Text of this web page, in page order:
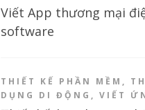
Viết App thương mại
software
THIẾT KẾ PHẦN MỀM ,
DỤNG DI ĐỘNG , VIẾT